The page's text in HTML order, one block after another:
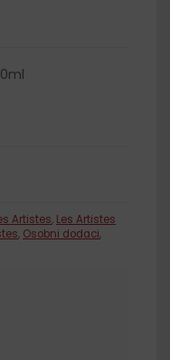
Artistes, Les Artistes
, Osobni dodaci,